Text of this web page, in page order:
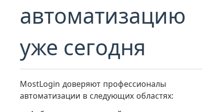
автоматизацию
уже сегодня
MostLogin доверяют профессионалы
автоматизации в следующих областях: